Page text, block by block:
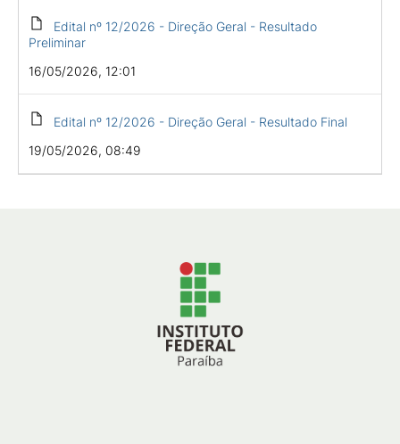
Edital nº 12/2026 - Direção Geral - Resultado
Preliminar
16/05/2026, 12:01
Edital nº 12/2026 - Direção Geral - Resultado Final
19/05/2026, 08:49